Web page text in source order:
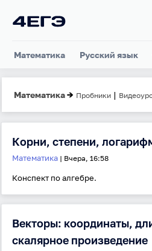
Математика Русский язык
Математика→ Пробники |
Корни, степени,
Математика | Вчера, 16:58
Конспект по алгебре.
Векторы: координаты,
скалярное произведение